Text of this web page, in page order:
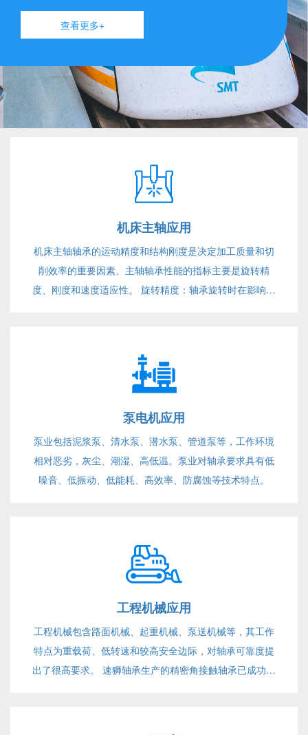
查看更多+
机床主轴应用
机床主轴轴承的运动精度和结构刚度是决定加工质量和切
削效率的重要因素。主轴轴承性能的指标主要是旋转精
度、刚度和速度适应性。 旋转精度：轴承旋转时在影响加
泵电机应用
泵业包括泥浆泵、清水泵、潜水泵、管道泵等，工作环境
相对恶劣，灰尘、潮湿、高低温。泵业对轴承要求具有低
噪音、低振动、低能耗、高效率、防腐蚀等技术特点。
工程机械应用
工程机械包含路面机械、起重机械、泵送机械等，其工作
特点为重载荷、低转速和较高安全边际，对轴承可靠度提
出了很高要求。 速狮轴承生产的精密角接触轴承已成功应